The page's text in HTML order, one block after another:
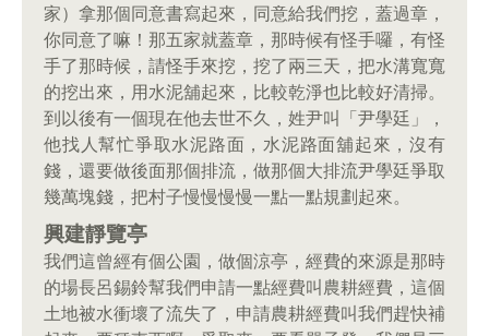
家）拿那個同意書寫起來，同意給我們挖，蓋過章，
你同意了嘛！那五家就蓋章，那時候有怪手囉，有怪
手了那時候，請怪手來挖，挖了兩三天，把水溝寬寬
的挖出來，用水泥舖起來，比較乾淨也比較好清掃。
到以後有一個現在他去世不久，姓尹叫「尹學廷」，
他找人幫忙爭取水泥路面，水泥路面舖起來，沒有
錢，還要做後面那個排流，做那個大排流尹學廷爭取
幾萬塊錢，把村子慢慢慢慢一點一點規劃起來。
興建靜覽亭
我們這曾經有個公園，做個涼亭，經費的來源是那時
的場長呂錫鈴幫我們申請一點經費叫農耕經費，這個
土地被水衝壞了流失了，申請農耕經費叫我們趕快補